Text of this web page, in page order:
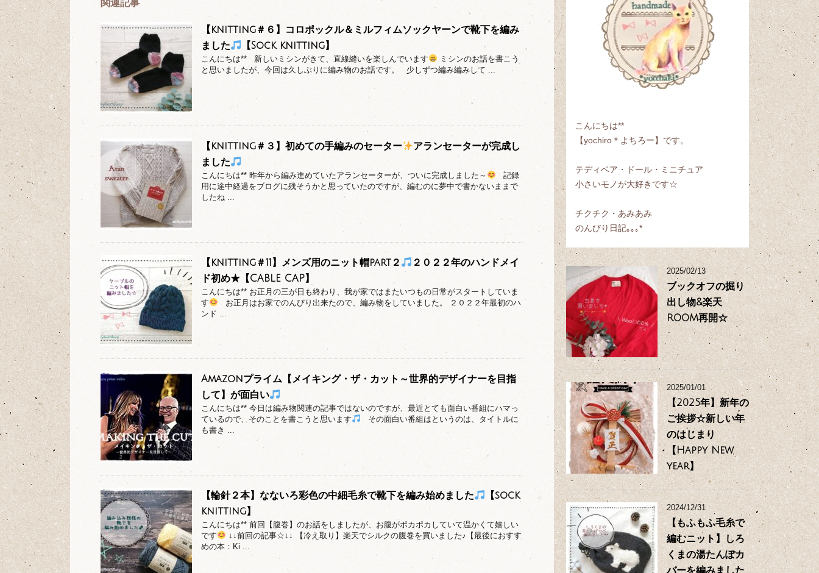
関連記事
【knitting＃６】コロポックル＆ミルフィムソックヤーンで靴下を編み
ました
【Sock knitting】
こんにちは** 新しいミシンがきて、直線縫いを楽しんでいます
ミシンのお話を書こう
と思いましたが、今回は久しぶりに編み物のお話です。 少しずつ編み編みして ...
【knitting＃３】初めての手編みのセーター
アランセーターが完成し
ました
こんにちは** 昨年から編み進めていたアランセーターが、ついに完成しました～
記録
用に途中経過をブログに残そうかと思っていたのですが、編むのに夢中で書かないままで
したね ...
【knitting＃11】メンズ用のニット帽part２
２０２２年のハンドメイ
ド初め★【CABLE CAP】
こんにちは** お正月の三が日も終わり、我が家ではまたいつもの日常がスタートしていま
す
お正月はお家でのんびり出来たので、編み物をしていました。 ２０２２年最初のハ
ンド ...
Amazonプライム【メイキング・ザ・カット～世界的デザイナーを目指
して】が面白い
こんにちは** 今日は編み物関連の記事ではないのですが、最近とても面白い番組にハマっ
ているので、そのことを書こうと思います
その面白い番組はというのは、タイトルに
も書き ...
【輪針２本】なないろ彩色の中細毛糸で靴下を編み始めました
【sock
knitting】
こんにちは** 前回【腹巻】のお話をしましたが、お腹がポカポカしていて温かくて嬉しい
です
↓↓前回の記事☆↓↓ 【冷え取り】楽天でシルクの腹巻を買いました♪【最後におすす
めの本：Ki ...
こんにちは**
【yochiro＊よちろー】です。
テディベア・ドール・ミニチュア
小さいモノが大好きです☆
チクチク・あみあみ
のんびり日記｡｡｡*
2025/02/13
ブックオフの掘り
出し物&楽天
ROOM再開☆
2025/01/01
【2025年】新年の
ご挨拶☆新しい年
のはじまり
【Happy New
year】
2024/12/31
【もふもふ毛糸で
編むニット】しろ
くまの湯たんぽカ
バーを編みました